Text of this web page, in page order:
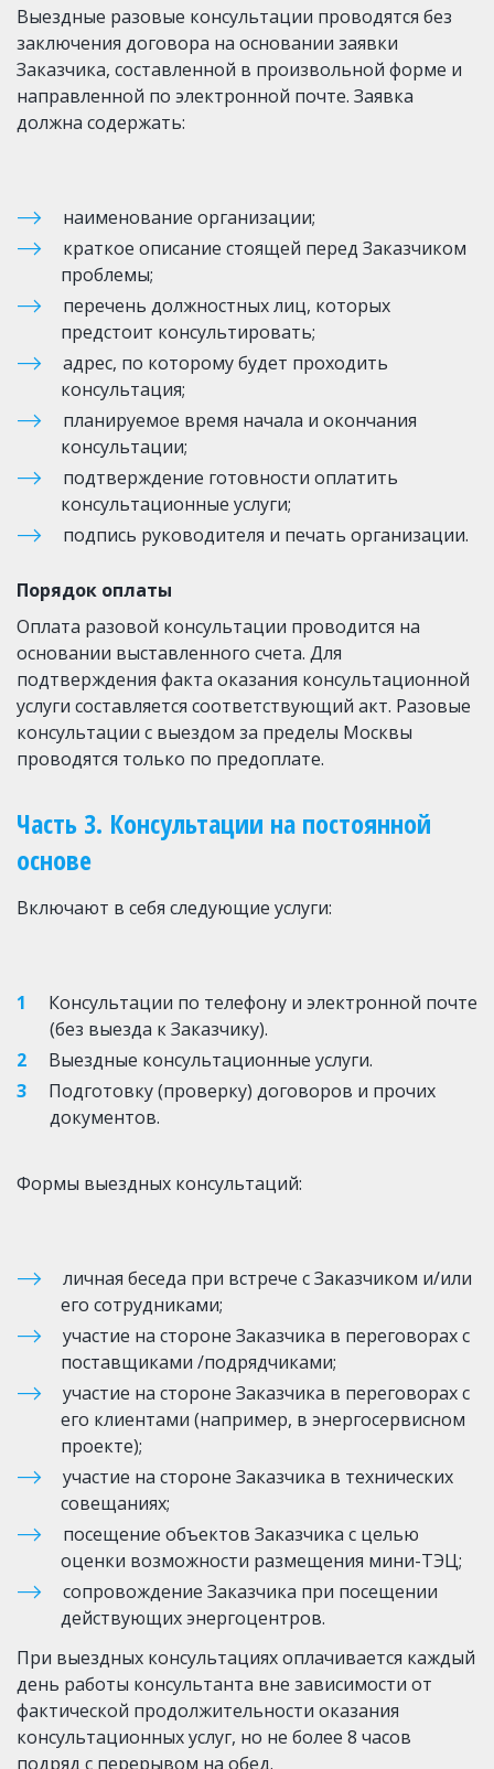
Выездные разовые консультации проводятся без
заключения договора на основании заявки
Заказчика, составленной в произвольной форме и
направленной по электронной почте. Заявка
должна содержать:
наименование организации;
краткое описание стоящей перед Заказчиком
проблемы;
перечень должностных лиц, которых
предстоит консультировать;
адрес, по которому будет проходить
консультация;
планируемое время начала и окончания
консультации;
подтверждение готовности оплатить
консультационные услуги;
подпись руководителя и печать организации.
Порядок оплаты
Оплата разовой консультации проводится на
основании выставленного счета. Для
подтверждения факта оказания консультационной
услуги составляется соответствующий акт. Разовые
консультации с выездом за пределы Москвы
проводятся только по предоплате.
Часть 3. Консультации на постоянной
основе
Включают в себя следующие услуги:
Консультации по телефону и электронной почте
(без выезда к Заказчику).
Выездные консультационные услуги.
Подготовку (проверку) договоров и прочих
документов.
Формы выездных консультаций:
личная беседа при встрече с Заказчиком и/или
его сотрудниками;
участие на стороне Заказчика в переговорах с
поставщиками /подрядчиками;
участие на стороне Заказчика в переговорах с
его клиентами (например, в энергосервисном
проекте);
участие на стороне Заказчика в технических
совещаниях;
посещение объектов Заказчика с целью
оценки возможности размещения мини-ТЭЦ;
сопровождение Заказчика при посещении
действующих энергоцентров.
При выездных консультациях оплачивается каждый
день работы консультанта вне зависимости от
фактической продолжительности оказания
консультационных услуг, но не более 8 часов
подряд с перерывом на обед.